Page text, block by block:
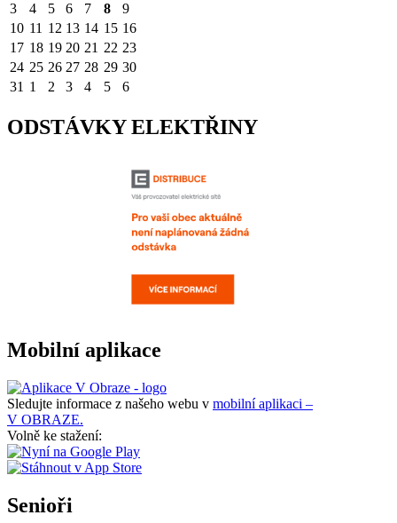
3
4 5 6 7 8
9
10 11 12 13 14 15 16
17 18 19 20 21 22 23
24 25 26 27 28 29 30
31 1 2 3 4 5 6
ODSTÁVKY ELEKTŘINY
Mobilní aplikace
Sledujte informace z našeho webu v mobilní aplikaci –
V OBRAZE.
Volně ke stažení:
Senioři